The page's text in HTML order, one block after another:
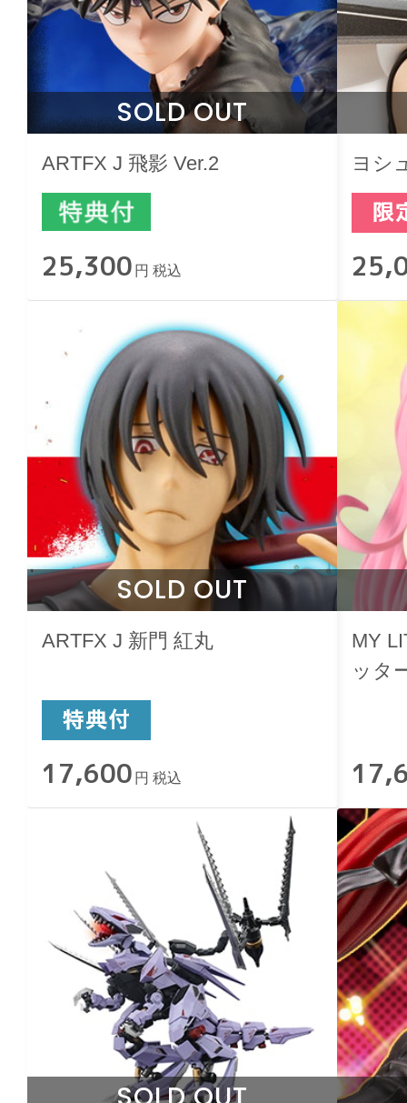
SOLD OUT
ARTFX J 飛影 Ver.2
25,300 円 税込
ヨシ
SOLD OUT
ARTFX J 新門 紅丸
17,600 円 税込
MY
ッタ